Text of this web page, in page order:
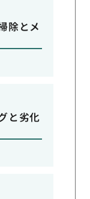
除とメ
と劣化